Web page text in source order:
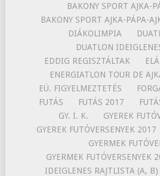
BAKONY SPORT AJKA-
BAKONY SPORT AJKA-PÁPA-
DIÁKOLIMPIA
DUATLON
EDDIG REGISZTÁLTAK
ENERGIATLON TOUR DE
EÜ. FIGYELMEZTETÉS
FUTÁS
FUTÁS 2017
GY. I. K.
GYEREK
GYEREK FUTÓVERSENYEK 2017
GYERMEK
GYERMEK FUTÓVERSENYEK
IDEIGLENES RAJTLISTA (A, B)